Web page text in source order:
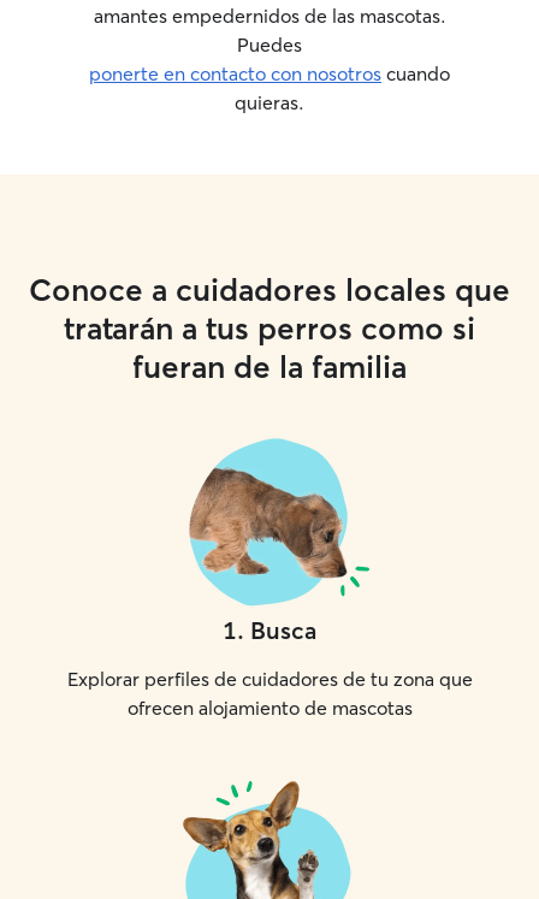
amantes empedernidos de las mascotas.
Puedes
ponerte en contacto con nosotros cuando
quieras.
Conoce a cuidadores locales que
tratarán a tus perros como si
fueran de la familia
1. Busca
Explorar perfiles de cuidadores de tu zona que
ofrecen alojamiento de mascotas